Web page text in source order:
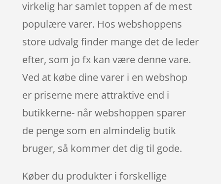
virkelig har samlet toppen af de mest
populære varer. Hos webshoppens
store udvalg finder mange det de leder
efter, som jo fx kan være denne vare.
Ved at købe dine varer i en webshop
er priserne mere attraktive end i
butikkerne- når webshoppen sparer
de penge som en almindelig butik
bruger, så kommer det dig til gode.
Køber du produkter i forskellige